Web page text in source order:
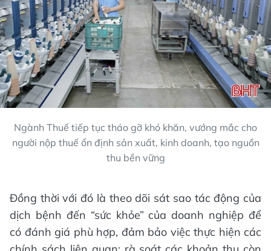
Ngành Thuế tiếp tục tháo gỡ khó khăn, vướng mắc cho
người nộp thuế ổn định sản xuất, kinh doanh, tạo nguồn
thu bền vững
Đồng thời với đó là theo dõi sát sao tác động của
dịch bệnh đến “sức khỏe” của doanh nghiệp để
có đánh giá phù hợp, đảm bảo việc thực hiện các